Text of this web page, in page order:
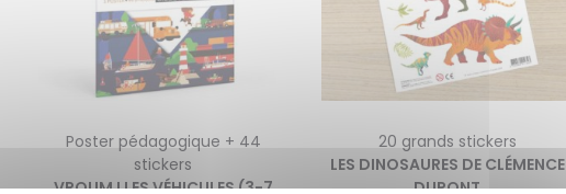
Poster pédagogique + 44
stickers
VROUM ! LES VÉHICULES (3-7
20 grands stickers
LES DINOSAURES DE CLÉMENCE
DUPONT